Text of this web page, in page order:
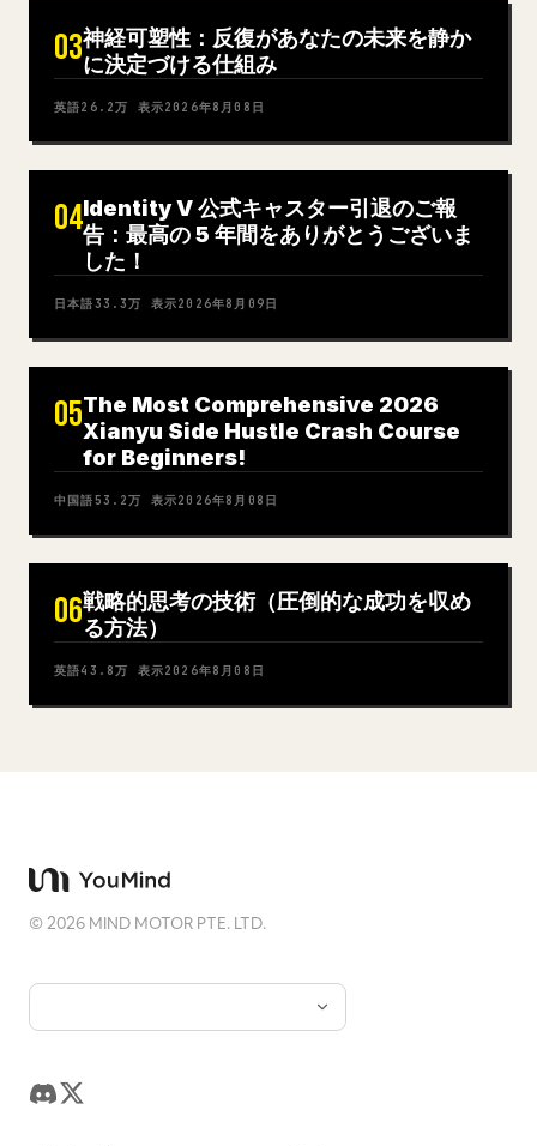
03神経可塑性：反復があなたの未来を静か
に決定づける仕組み
英語26.2万 表示2026年8月08日
04Identity V 公式キャスター引退のご報
告：最高の 5 年間をありがとうございま
した！
日本語33.3万 表示2026年8月09日
05The Most Comprehensive 2026
Xianyu Side Hustle Crash Course
for Beginners!
中国語53.2万 表示2026年8月08日
06戦略的思考の技術（圧倒的な成功を収め
る方法）
英語43.8万 表示2026年8月08日
©2026 MIND MOTOR PTE. LTD.